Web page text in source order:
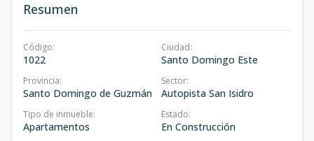
Resumen
Código:
1022
Ciudad:
Santo Domingo Este
Provincia:
Santo Domingo de Guzmán
Sector:
Autopista San Isidro
Tipo de inmueble:
Apartamentos
Estado:
En Construcción